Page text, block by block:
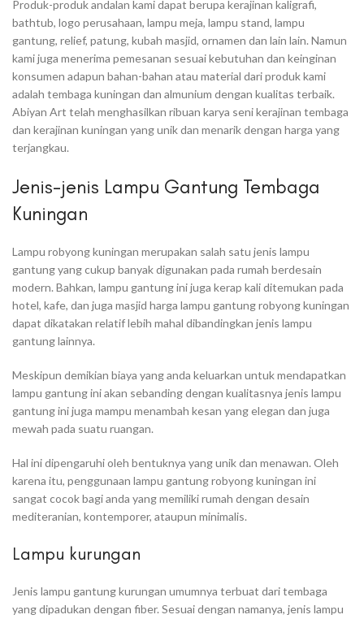
Produk-produk andalan kami dapat berupa kerajinan kaligrafi,
bathtub, logo perusahaan, lampu meja, lampu stand, lampu
gantung, relief, patung, kubah masjid, ornamen dan lain lain. Namun
kami juga menerima pemesanan sesuai kebutuhan dan keinginan
konsumen adapun bahan-bahan atau material dari produk kami
adalah tembaga kuningan dan almunium dengan kualitas terbaik.
Abiyan Art telah menghasilkan ribuan karya seni kerajinan tembaga
dan kerajinan kuningan yang unik dan menarik dengan harga yang
terjangkau.
Jenis-jenis Lampu Gantung Tembaga
Kuningan
Lampu robyong kuningan merupakan salah satu jenis lampu
gantung yang cukup banyak digunakan pada rumah berdesain
modern. Bahkan, lampu gantung ini juga kerap kali ditemukan pada
hotel, kafe, dan juga masjid harga lampu gantung robyong kuningan
dapat dikatakan relatif lebih mahal dibandingkan jenis lampu
gantung lainnya.
Meskipun demikian biaya yang anda keluarkan untuk mendapatkan
lampu gantung ini akan sebanding dengan kualitasnya jenis lampu
gantung ini juga mampu menambah kesan yang elegan dan juga
mewah pada suatu ruangan.
Hal ini dipengaruhi oleh bentuknya yang unik dan menawan. Oleh
karena itu, penggunaan lampu gantung robyong kuningan ini
sangat cocok bagi anda yang memiliki rumah dengan desain
mediteranian, kontemporer, ataupun minimalis.
Lampu kurungan
Jenis lampu gantung kurungan umumnya terbuat dari tembaga
yang dipadukan dengan fiber. Sesuai dengan namanya, jenis lampu